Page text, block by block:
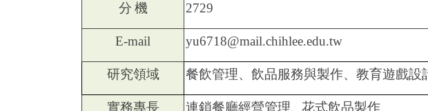
分 機 2729
E-mail yu6718@mail.chihlee.edu.tw
研究領域 餐飲管理、飲品服務與製作、教育遊戲設
實務專長 連鎖餐廳經營管理 花式飲品製作